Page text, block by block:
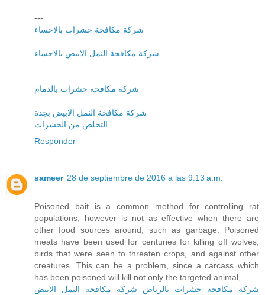
---
شركة مكافحة حشرات بالاحساء
شركة مكافحة النمل الابيض بالاحساء
شركة مكافحة حشرات بالدمام
شركة مكافحة النمل الابيض بجدة
التخلص من الحشرات
Responder
sameer 28 de septiembre de 2016 a las 9:13 a.m.
Poisoned bait is a common method for controlling rat
populations, however is not as effective when there are
other food sources around, such as garbage. Poisoned
meats have been used for centuries for killing off wolves,
birds that were seen to threaten crops, and against other
creatures. This can be a problem, since a carcass which
has been poisoned will kill not only the targeted animal,
شركة مكافحة حشرات بالرياض
شركة مكافحة النمل الابيض